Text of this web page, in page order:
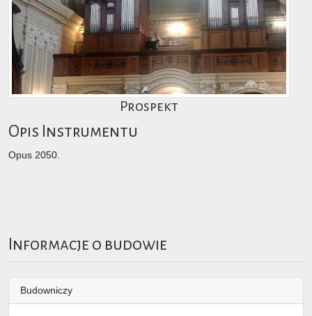
Prospekt
Opis Instrumentu
Opus 2050.
Informacje o budowie
Budowniczy